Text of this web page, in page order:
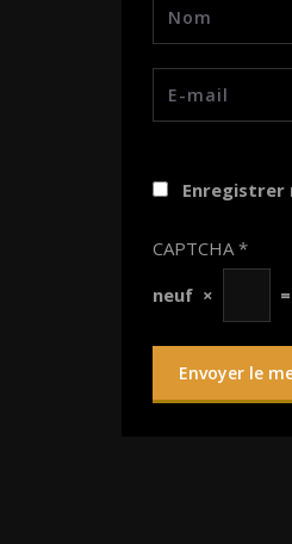
Enregistrer
CAPTCHA*
neuf × =